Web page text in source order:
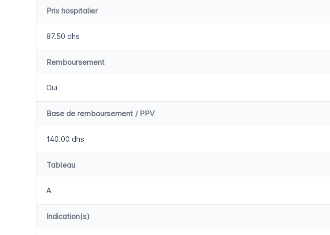
Prix hospitalier
87.50 dhs
Remboursement
Oui
Base de remboursement / PPV
140.00 dhs
Tableau
A
Indication(s)